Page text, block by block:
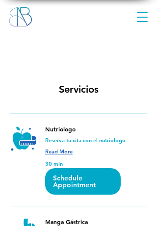
Servicios
Nutriologo
Reserva tu cita con el nutriologo
Read More
30 min
Schedule
Appointment
Manga Gástrica